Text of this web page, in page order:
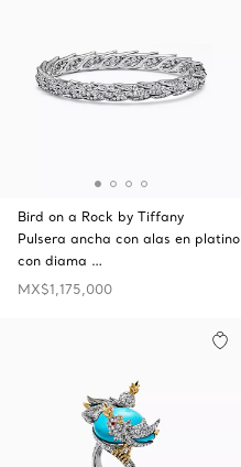
Bird on a Rock by Tiffany
Pulsera ancha con alas en platino
con diama …
MX$1,175,000